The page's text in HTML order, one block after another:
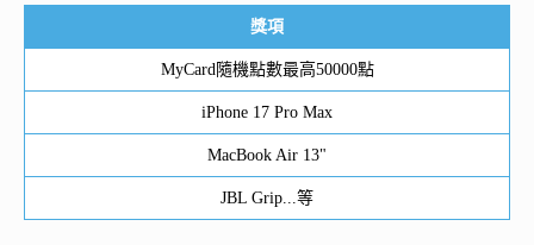
獎項
MyCard隨機點數最高50000點
iPhone 17 Pro Max
MacBook Air 13"
JBL Grip...等